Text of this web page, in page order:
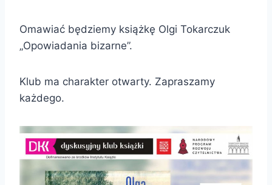
Omawiać będziemy książkę Olgi Tokarczuk
„Opowiadania bizarne”.
Klub ma charakter otwarty. Zapraszamy
każdego.